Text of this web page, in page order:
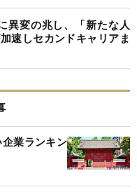
異変の兆し、「新たな人
速しセカンドキャリアま
業ランキン